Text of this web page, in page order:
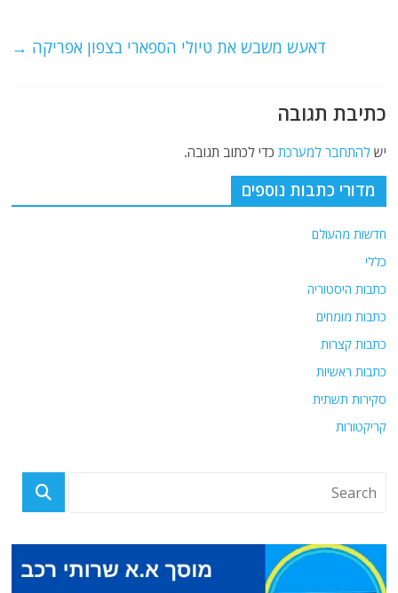
p
o
דאעש משבש את טיולי הספארי בצפון אפריקה →
כתיבת תגובה
ישלהתחבר למערכת כדי לכתוב תגובה.
מדורי כתבות נוספים
חדשות מהעולם
כללי
כתבות היסטוריה
כתבות מומחים
כתבות קצרות
כתבות ראשיות
סקירות תשתית
קריקטורות